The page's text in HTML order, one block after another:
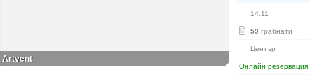
14.11
59 грабнати
Център
Онлайн резервация
Artvent